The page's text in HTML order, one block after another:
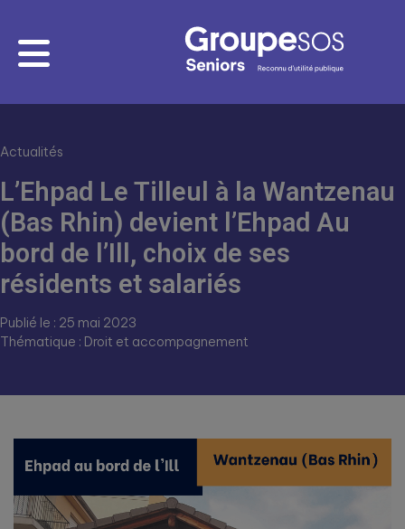
Actualités
L’Ehpad Le Tilleul à la Wantzenau
(Bas Rhin) devient l’Ehpad Au
bord de l’Ill, choix de ses
résidents et salariés
Publié le : 25 mai 2023
Thématique : Droit et accompagnement